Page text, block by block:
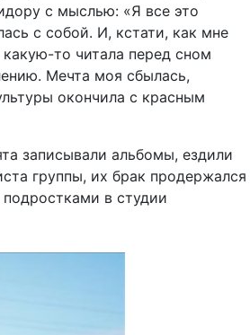
с мыслью: «Я все это
с собой. И, кстати, как мне
то читала перед сном
Мечта моя сбылась,
окончила с красным
записывали альбомы, ездили
группы, их брак продержался
в студии